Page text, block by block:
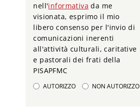
nell'informativa da me
visionata, esprimo il mio
libero consenso per l'invio di
comunicazioni inerenti
all'attività culturali, caritative
e pastorali dei frati della
PISAPFMC
AUTORIZZO NON AUTORIZZO